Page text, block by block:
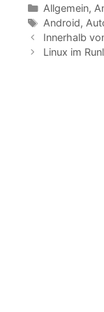
Kategorien
Allgemein,
Android,
Innerhalb
Linux im